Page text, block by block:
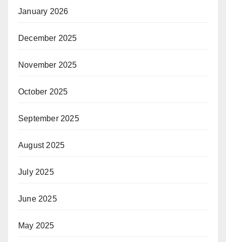
January 2026
December 2025
November 2025
October 2025
September 2025
August 2025
July 2025
June 2025
May 2025